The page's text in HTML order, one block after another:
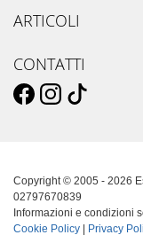
ARTICOLI
CONTATTI
Copyright © 2005 - 2026
02797670839
Informazioni e condizioni
Cookie Policy
Privacy